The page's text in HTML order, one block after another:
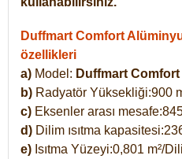
Duffmart Comfort
özellikleri
a) Model: Duffmart Comfort
b) Radyatör Yüksekliği:900
c) Eksenler arası
d) Dilim ısıtma
e) Isıtma Yüzeyi:0,801 m²/